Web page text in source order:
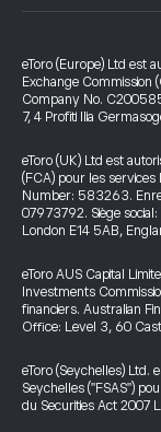
eToro (Europe) Ltd est
Exchange Commission
Company No.
7, 4 Profiti Ilia
eToro (UK) Ltd est
(FCA) pour les services
Number: 583263.
07973792. Siège
London E14 5AB,
eToro AUS Capital
Investments
financiers. Australian
Office: Level 3, 60
eToro (Seychelles) Ltd.
Seychelles ("FSAS")
du Securities Act 2007